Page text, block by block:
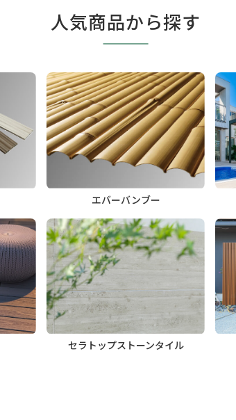
人気商品から探す
エバーバンブー
セラトップストーンタイル